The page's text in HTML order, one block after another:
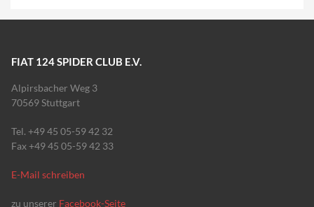
FIAT 124 SPIDER CLUB E.V.
Alpirsbacher Weg 3
70569 Stuttgart
Tel. +49 45 05-59 42 32
Fax +49 45 05-59 42 33
E-Mail schreiben
zu unserer Facebook-Seite